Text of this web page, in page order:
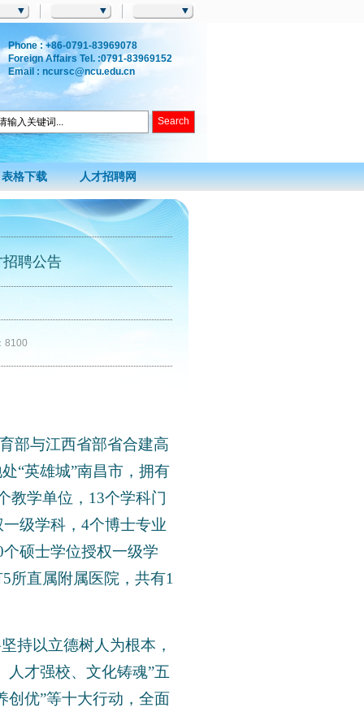
Phone : +86-0791-83969078
Foreign Affairs Tel. :0791-83969152
Email : ncursc@ncu.edu.cn
表格下载 人才招聘网
招聘公告
8100
部与江西省部省合建高
“英雄城”南昌市，拥有
教学单位，13个学科门
级学科，4个博士专业
硕士学位授权一级学
所直属附属医院，共有1
持以立德树人为根本，
人才强校、文化铸魂”五
创优”等十大行动，全面